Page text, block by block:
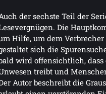
der sechste Teil der
Die
Hilfe, um dem
sich die
wird offensichtlich,
treibt und
Autor beschreibt die